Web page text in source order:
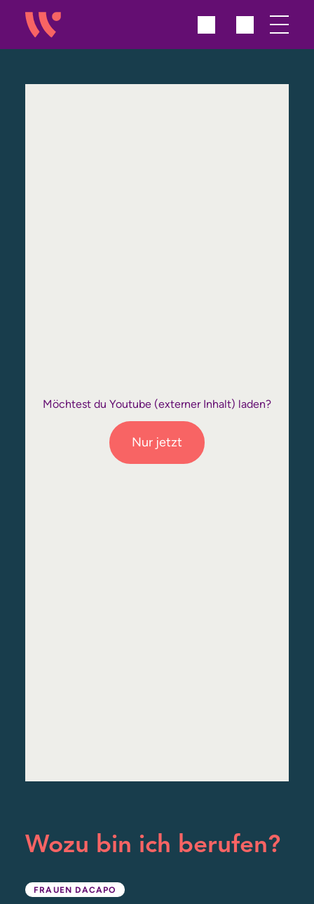
Möchtest du Youtube (externer Inhalt) laden?
Nur jetzt
Wozu bin ich berufen?
FRAUEN DACAPO